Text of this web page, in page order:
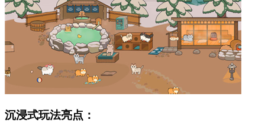
沉浸式玩法亮点：